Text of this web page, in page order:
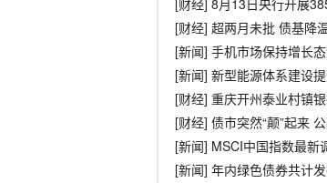
[财经] 8月13日央行开展
[财经] 超两月未批 债基降
[新闻] 手机市场保持增长
[新闻] 新型能源体系建设
[财经] 重庆开州泰业村镇
[财经] 债市突然“颠”起来
[新闻] MSCI中国指数最新
[新闻] 年内绿色债券共计